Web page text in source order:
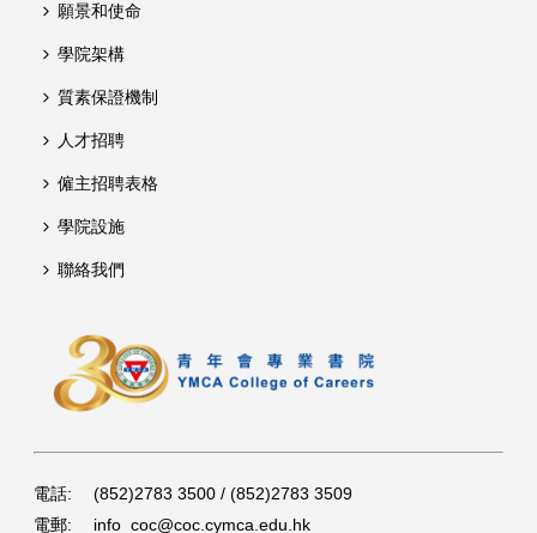
願景和使命
學院架構
質素保證機制
人才招聘
僱主招聘表格
學院設施
聯絡我們
電話:
(852)2783 3500 / (852)2783 3509
電郵:
info_coc@coc.cymca.edu.hk